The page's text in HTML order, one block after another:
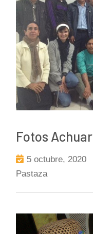
Fotos Achuar
5 octubre, 2020
Pastaza